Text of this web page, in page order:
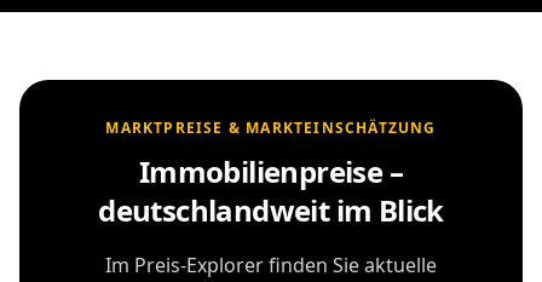
MARKTPREISE & MARKTEINSCHÄTZUNG
Immobilienpreise –
deutschlandweit im Blick
Im Preis-Explorer finden Sie aktuelle